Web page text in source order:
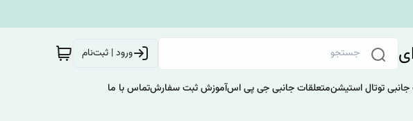
ورود | ثبت‌نام
توتال استیشنمتعلقات جانبی جی پی اسآموزش ثبت سفارشتماس با ما